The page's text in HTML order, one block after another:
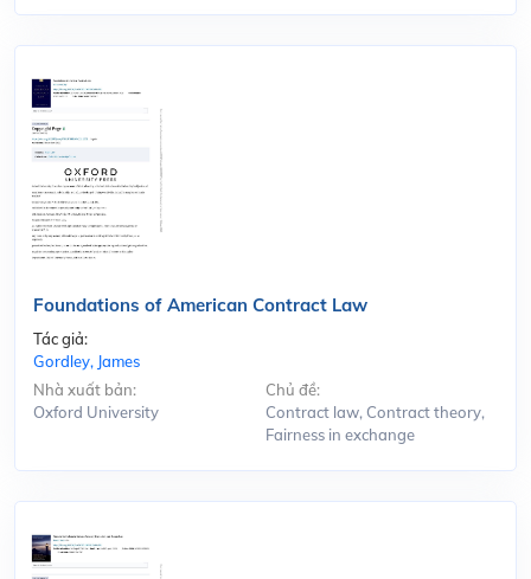
Foundations of American Contract Law
Tác giả:
Gordley, James
Nhà xuất bản:
Oxford University
Chủ đề:
Contract law, Contract theory,
Fairness in exchange